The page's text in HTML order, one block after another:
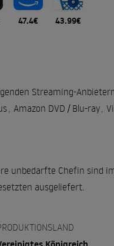
47.4€ 43.99€
Streaming-
Amazon DVD / Blu-ray
unbedarfte Chefin sind
ausgeliefert.